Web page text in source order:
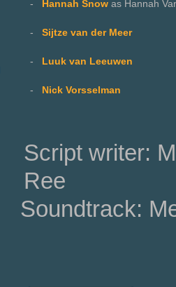
- Hannah Snow as Hannah
- Sijtze van der Meer
- Luuk van Leeuwen
- Nick Vorsselman
Script writer:
Ree
Soundtrack: